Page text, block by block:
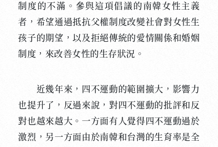
制度的不滿。參與這項倡議的南韓女性主義
者，希望通過抵抗父權制度改變社會對女性生
孩子的期望，以及拒絕傳統的愛情關係和婚姻
制度，來改善女性的生存狀況。
近幾年來，四不運動的範圍擴大，影響力
也提升了，反過來說，對四不運動的批評和反
對也越來越大。一方面有人覺得四不運動過於
激烈，另一方面由於南韓和台灣的生育率是全